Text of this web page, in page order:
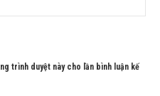
trình duyệt này cho lần bình luận kế